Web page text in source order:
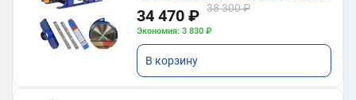
34 470 ₽ 38 300 ₽
Экономия: 3 830 ₽
В корзину